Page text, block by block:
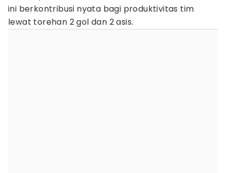
ini berkontribusi nyata bagi produktivitas tim
lewat torehan 2 gol dan 2 asis.